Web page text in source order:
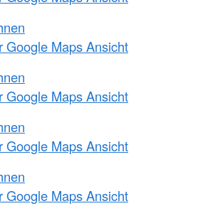
Google Maps Ansicht
Google Maps Ansicht
Google Maps Ansicht
Google Maps Ansicht